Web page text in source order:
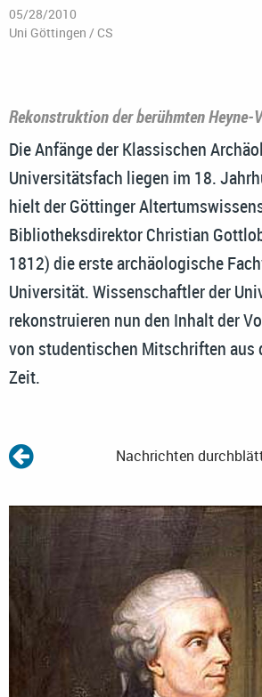
05/28/2010
Uni Göttingen / CS
Rekonstruktion der berühmten Heyne-
Die Anfänge der Klassischen
Universitätsfach liegen im 18.
hielt der Göttinger
Bibliotheksdirektor Christian
1812) die erste archäologische
Universität. Wissenschaftler der
rekonstruieren nun den Inhalt der
von studentischen Mitschriften aus
Zeit.
Nachrichten